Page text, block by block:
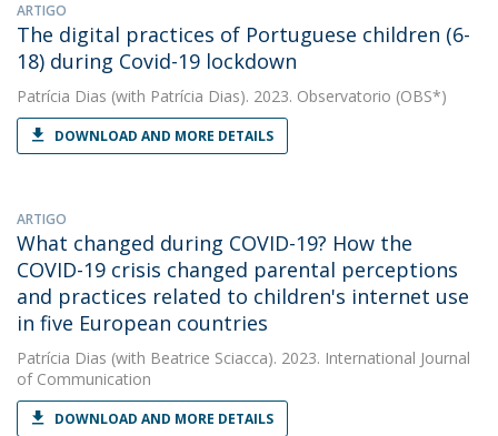
ARTIGO
The digital practices of Portuguese children (6-
18) during Covid-19 lockdown
Patrícia Dias (with Patrícia Dias). 2023. Observatorio (OBS*)
DOWNLOAD AND MORE DETAILS
ARTIGO
What changed during COVID-19? How the
COVID-19 crisis changed parental perceptions
and practices related to children's internet use
in five European countries
Patrícia Dias (with Beatrice Sciacca). 2023. International Journal
of Communication
DOWNLOAD AND MORE DETAILS